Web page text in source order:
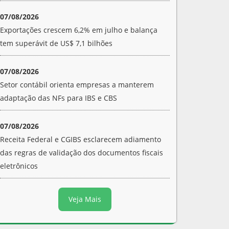
07/08/2026
Exportações crescem 6,2% em julho e balança
tem superávit de US$ 7,1 bilhões
07/08/2026
Setor contábil orienta empresas a manterem
adaptação das NFs para IBS e CBS
07/08/2026
Receita Federal e CGIBS esclarecem adiamento
das regras de validação dos documentos fiscais
eletrônicos
Veja Mais